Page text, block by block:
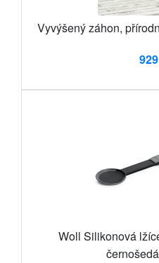
Vyvýšený záhon,
Woll Silikonová